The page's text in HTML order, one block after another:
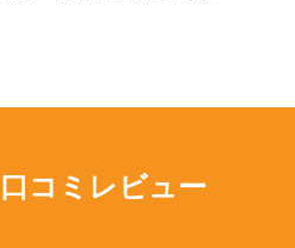
口コミレビュー